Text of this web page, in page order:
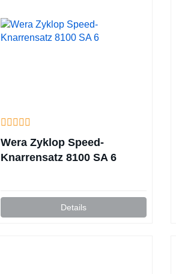
Wera Zyklop Speed-
Knarrensatz 8100 SA 6
Details